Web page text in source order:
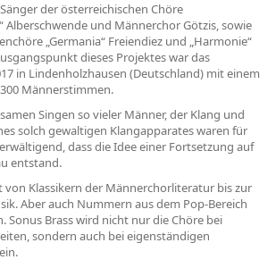
der österreichischen Chöre
Alberschwende und Männerchor Götzis, sowie
„Germania“ Freiendiez und „Harmonie“
dieses Projektes war das
in Lindenholzhausen (Deutschland) mit einem
Männerstimmen.
Singen so vieler Männer, der Klang und
solch gewaltigen Klangapparates waren für
dass die Idee einer Fortsetzung auf
entstand.
von Klassikern der Männerchorliteratur bis zur
Aber auch Nummern aus dem Pop-Bereich
Sonus Brass wird nicht nur die Chöre bei
sondern auch bei eigenständigen